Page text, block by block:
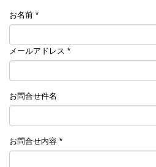
お名前 *
メールアドレス *
お問合せ件名
お問合せ内容 *